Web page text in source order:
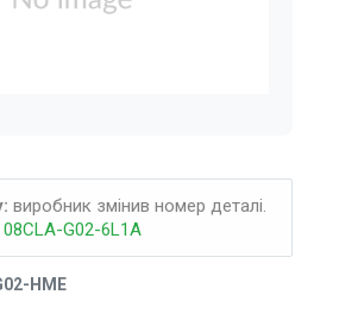
виробник змінив номер деталі.
08CLA-G02-6L1A
HME